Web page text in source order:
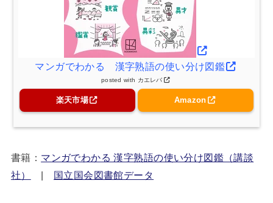
マンガでわかる 漢字熟語の使い分け図鑑
posted with カエレバ
楽天市場 Amazon
書籍： マンガでわかる 漢字熟語の使い分け図鑑（講談
社）
| 国立国会図書館データ